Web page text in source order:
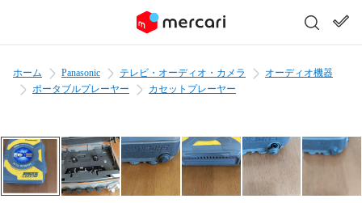
ホーム Panasonic テレビ・オーディオ・カメラ
オーディオ機器
ポータブルプレーヤー
カセットプレーヤー